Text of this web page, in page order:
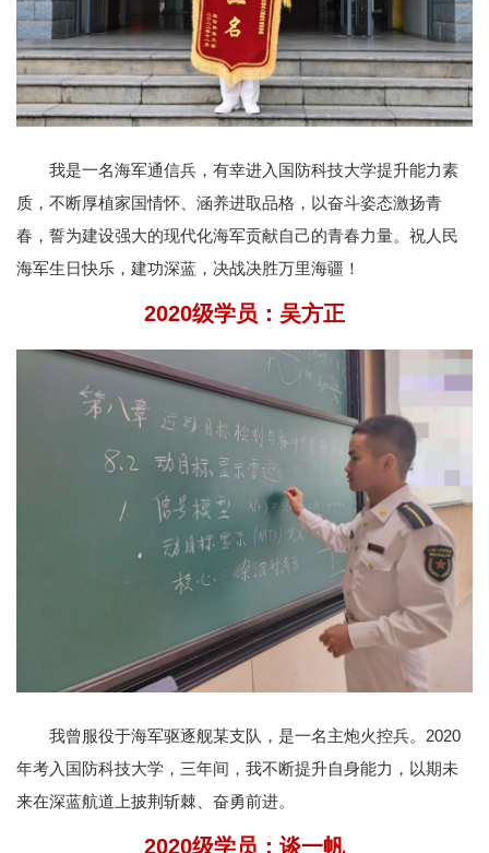
我是一名海军通信兵，有幸进入国防科技大学提升能力素
质，不断厚植家国情怀、涵养进取品格，以奋斗姿态激扬青
春，誓为建设强大的现代化海军贡献自己的青春力量。祝人民
海军生日快乐，建功深蓝，决战决胜万里海疆！
2020级学员： 吴方正
我曾服役于海军驱逐舰某支队，是一名主炮火控兵。2020
年考入国防科技大学，三年间，我不断提升自身能力，以期未
来在深蓝航道上披荆斩棘、奋勇前进。
2020级学员： 谈一帆